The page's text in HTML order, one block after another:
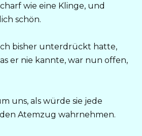
wie eine Klinge, und
schön.
bisher unterdrückt hatte,
er nie kannte, war nun offen,
uns, als würde sie jede
Atemzug wahrnehmen.